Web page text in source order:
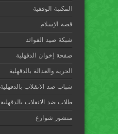
المكتبة الوقفية
قصة الإسلام
شبكة صيد الفوائد
صفحة إخوان الدقهلية
الحرية والعدالة بالدقهلية
شباب ضد الانقلاب بالدقهلية
طلاب ضد الانقلاب بالدقهلية
منشور شوارع